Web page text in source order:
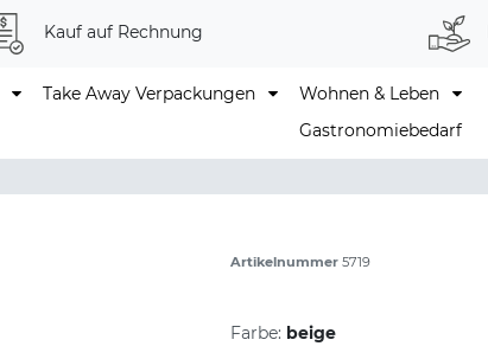
Kauf auf Rechnung
Take Away Verpackungen
Wohnen & Leben
Gastronomiebedarf
Artikelnummer 5719
Farbe: beige